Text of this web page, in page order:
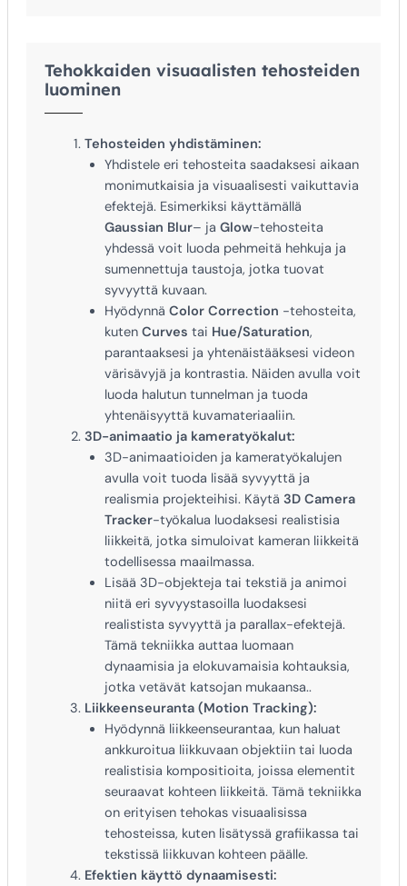
Tehokkaiden visuaalisten tehosteiden
luominen
Tehosteiden yhdistäminen:
Yhdistele eri tehosteita saadaksesi aikaan
monimutkaisia ja visuaalisesti vaikuttavia
efektejä. Esimerkiksi käyttämällä
Gaussian Blur– ja Glow-tehosteita
yhdessä voit luoda pehmeitä hehkuja ja
sumennettuja taustoja, jotka tuovat
syvyyttä kuvaan.
Hyödynnä Color Correction -tehosteita,
kuten Curves tai Hue/Saturation,
parantaaksesi ja yhtenäistääksesi videon
värisävyjä ja kontrastia. Näiden avulla voit
luoda halutun tunnelman ja tuoda
yhtenäisyyttä kuvamateriaaliin.
3D-animaatio ja kameratyökalut:
3D-animaatioiden ja kameratyökalujen
avulla voit tuoda lisää syvyyttä ja
realismia projekteihisi. Käytä 3D Camera
Tracker-työkalua luodaksesi realistisia
liikkeitä, jotka simuloivat kameran liikkeitä
todellisessa maailmassa.
Lisää 3D-objekteja tai tekstiä ja animoi
niitä eri syvyystasoilla luodaksesi
realistista syvyyttä ja parallax-efektejä.
Tämä tekniikka auttaa luomaan
dynaamisia ja elokuvamaisia kohtauksia,
jotka vetävät katsojan mukaansa..
Liikkeenseuranta (Motion Tracking):
Hyödynnä liikkeenseurantaa, kun haluat
ankkuroitua liikkuvaan objektiin tai luoda
realistisia kompositioita, joissa elementit
seuraavat kohteen liikkeitä. Tämä tekniikka
on erityisen tehokas visuaalisissa
tehosteissa, kuten lisätyssä grafiikassa tai
tekstissä liikkuvan kohteen päälle.
Efektien käyttö dynaamisesti: